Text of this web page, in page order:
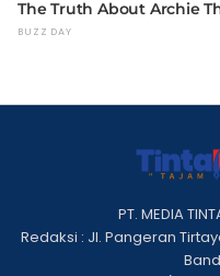
PT. MEDIA
Redaksi : Jl. Pangeran